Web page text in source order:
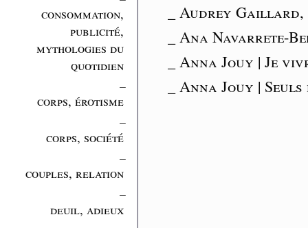
consommation,
publicité,
mythologies du
quotidien
corps, érotisme
corps, société
couples, relation
deuil, adieux
_ Audrey
_ Ana Navarrete-
_ Anna Jouy | Je
_ Anna Jouy |